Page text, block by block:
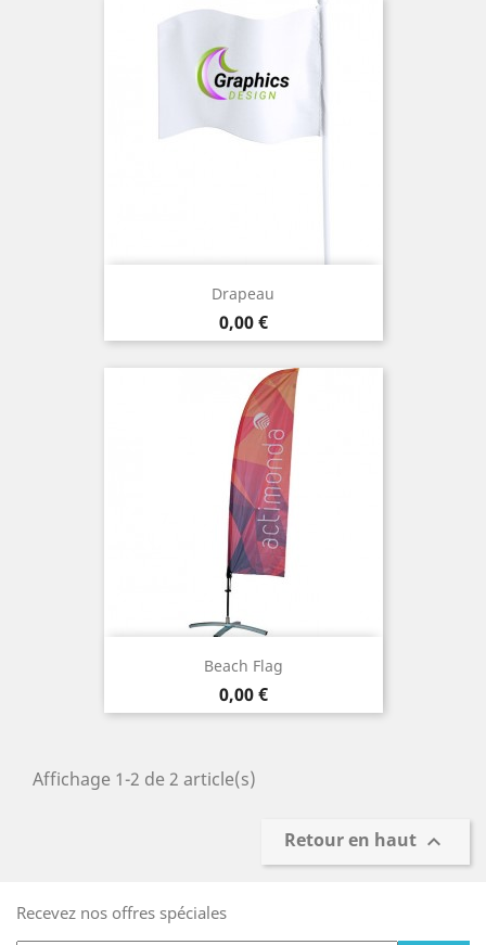
Drapeau
Prix
0,00 €
Beach Flag
Prix
0,00 €
Affichage 1-2 de 2 article(s)
Retour en haut 
Recevez nos offres spéciales